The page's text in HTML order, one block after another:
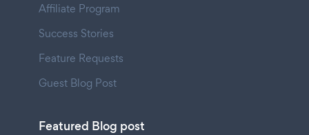
Affiliate Program
Success Stories
Feature Requests
Guest Blog Post
Featured Blog post